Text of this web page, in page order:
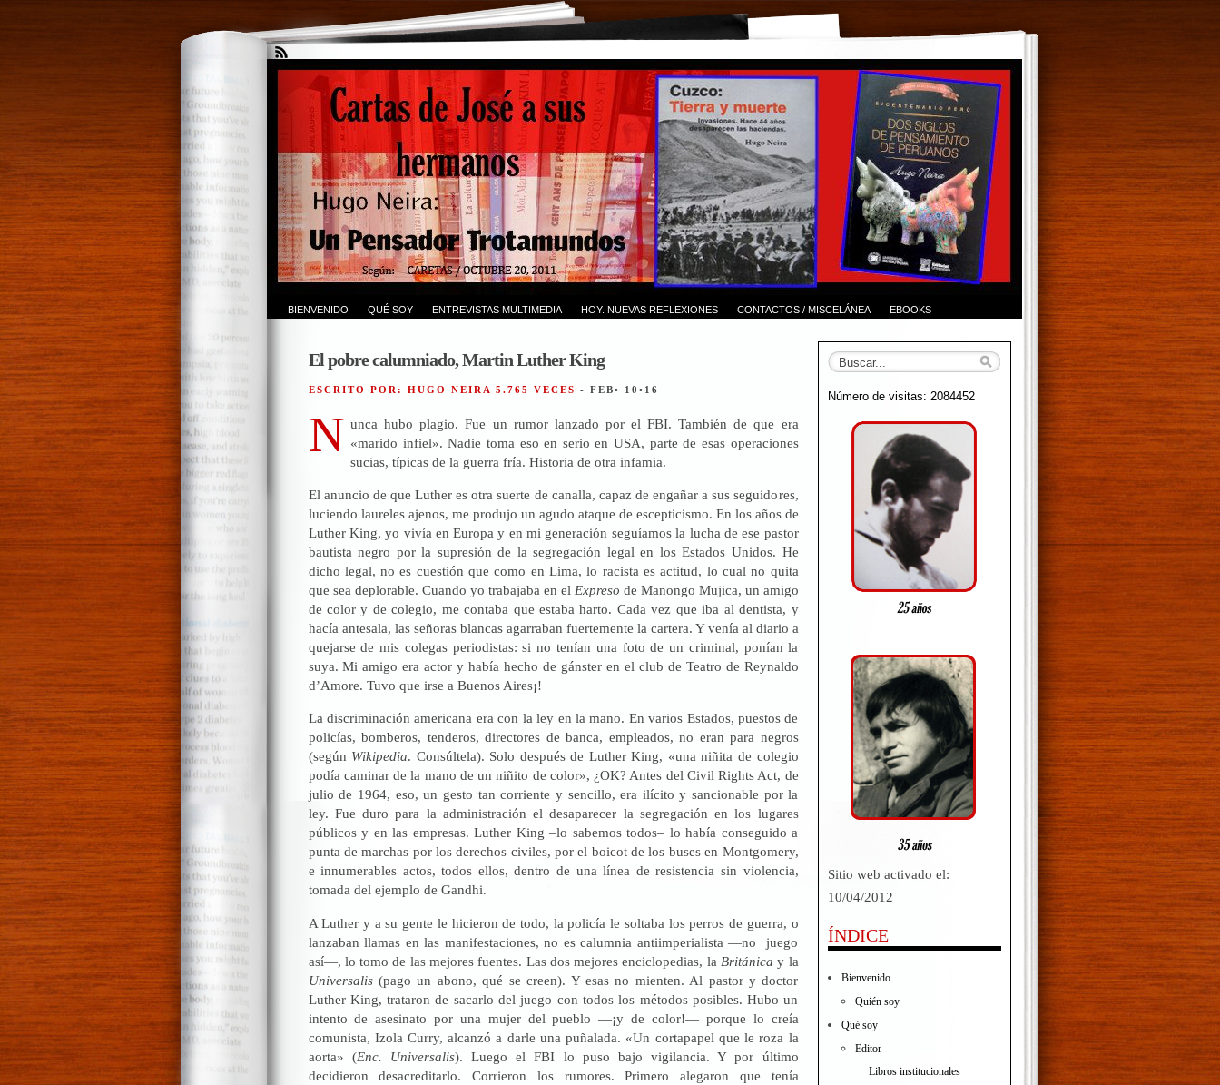
BIENVENIDO QUÉ SOY ENTREVISTAS MULTIMEDIA HOY. NUEVAS REFLEXIONES CONTACTOS / MISCELÁNEA EBOOKS
El pobre calumniado, Martin Luther King
ESCRITO POR: HUGO NEIRA 5.765 VECES - FEB• 10•16
N unca hubo plagio. Fue un rumor lanzado por el FBI. También de que era
«marido infiel». Nadie toma eso en serio en USA, parte de esas operaciones
sucias, típicas de la guerra fría. Historia de otra infamia.
El anuncio de que Luther es otra suerte de canalla, capaz de engañar a sus seguidores,
luciendo laureles ajenos, me produjo un agudo ataque de escepticismo. En los años de
Luther King, yo vivía en Europa y en mi generación seguíamos la lucha de ese pastor
bautista negro por la supresión de la segregación legal en los Estados Unidos. He
dicho legal, no es cuestión que como en Lima, lo racista es actitud, lo cual no quita
que sea deplorable. Cuando yo trabajaba en el Expreso de Manongo Mujica, un amigo
de color y de colegio, me contaba que estaba harto. Cada vez que iba al dentista, y
hacía antesala, las señoras blancas agarraban fuertemente la cartera. Y venía al diario a
quejarse de mis colegas periodistas: si no tenían una foto de un criminal, ponían la
suya. Mi amigo era actor y había hecho de gánster en el club de Teatro de Reynaldo
d’Amore. Tuvo que irse a Buenos Aires¡!
La discriminación americana era con la ley en la mano. En varios Estados, puestos de
policías, bomberos, tenderos, directores de banca, empleados, no eran para negros
(según Wikipedia. Consúltela). Solo después de Luther King, «una niñita de colegio
podía caminar de la mano de un niñito de color», ¿OK? Antes del Civil Rights Act, de
julio de 1964, eso, un gesto tan corriente y sencillo, era ilícito y sancionable por la
ley. Fue duro para la administración el desaparecer la segregación en los lugares
públicos y en las empresas. Luther King –lo sabemos todos– lo había conseguido a
punta de marchas por los derechos civiles, por el boicot de los buses en Montgomery,
e innumerables actos, todos ellos, dentro de una línea de resistencia sin violencia,
tomada del ejemplo de Gandhi.
A Luther y a su gente le hicieron de todo, la policía le soltaba los perros de guerra, o
lanzaban llamas en las manifestaciones, no es calumnia antiimperialista —no juego
así—, lo tomo de las mejores fuentes. Las dos mejores enciclopedias, la Británica y la
Universalis(pago un abono, qué se creen). Y esas no mienten. Al pastor y doctor
Luther King, trataron de sacarlo del juego con todos los métodos posibles. Hubo un
intento de asesinato por una mujer del pueblo —¡y de color!— porque lo creía
comunista, Izola Curry, alcanzó a darle una puñalada. «Un cortapapel que le roza la
aorta» (Enc. Universalis). Luego el FBI lo puso bajo vigilancia. Y por último
decidieron desacreditarlo. Corrieron los rumores. Primero alegaron que tenía
Número de visitas: 2084452
Sitio web activado el:
10/04/2012
ÍNDICE
Bienvenido
Quién soy
Qué soy
Editor
Libros institucionales